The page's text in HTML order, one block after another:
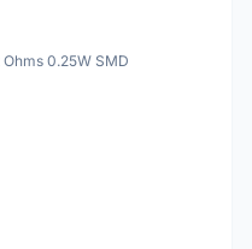
0.25W SMD